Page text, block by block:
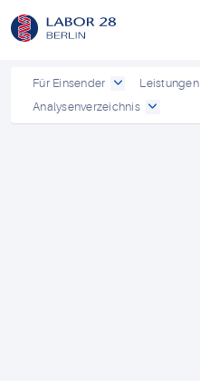
Für Einsender
Leistungen
Analysenverzeichnis